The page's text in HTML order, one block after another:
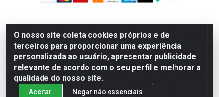
O nosso site coleta cookies próprios e de
terceiros para proporcionar uma experiência
personalizada ao usuário, apresentar publicidade
relevante de acordo com o seu perfil e melhorar a
qualidade do nosso site.
Aceitar Negar não essenciais
Atacadao da Limpeza F. Pereira Queiroz Comercio e
Distribuicao LTDA - Quadra Qi 10 Lotes 39 e, 41 - Setor
Industrial (Taguatinga), Brasília/DF - CEP 72.135-100 -
CNPJ 13.184.675/0001-80